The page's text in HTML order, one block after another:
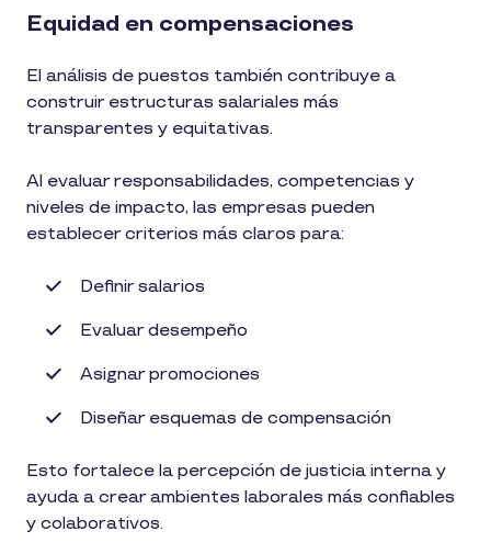
Equidad en compensaciones
El análisis de puestos también contribuye a
construir estructuras salariales más
transparentes y equitativas.
Al evaluar responsabilidades, competencias y
niveles de impacto, las empresas pueden
establecer criterios más claros para:
Definir salarios
Evaluar desempeño
Asignar promociones
Diseñar esquemas de compensación
Esto fortalece la percepción de justicia interna y
ayuda a crear ambientes laborales más confiables
y colaborativos.